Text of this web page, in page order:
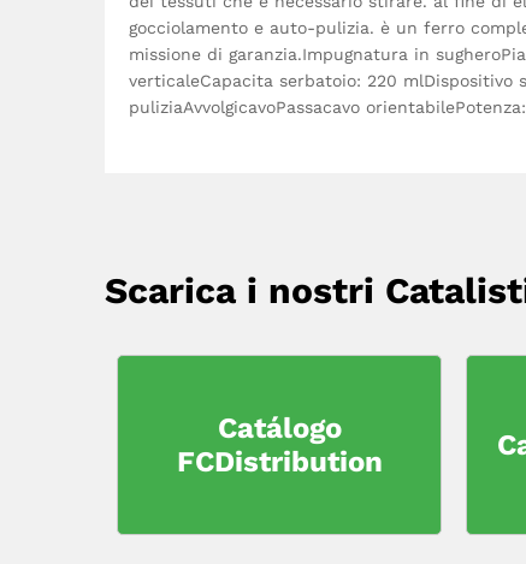
gocciolamento e auto-pulizia. è un ferro
missione di garanzia.Impugnatura in
verticaleCapacita serbatoio: 220
puliziaAvvolgicavoPassacavo
Scarica i nostri
Catálogo
FCDistribution